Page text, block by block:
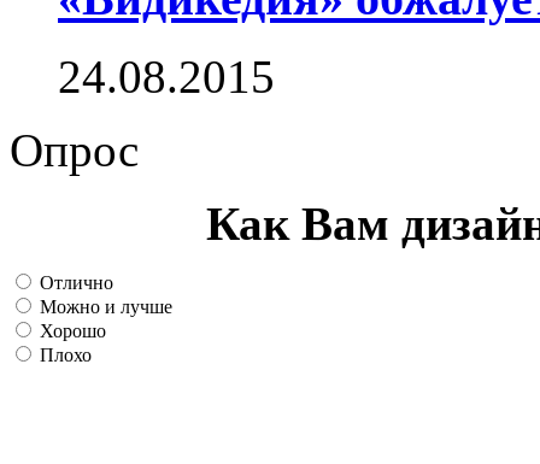
24.08.2015
Опрос
Как Вам
Отлично
Можно и лучше
Хорошо
Плохо